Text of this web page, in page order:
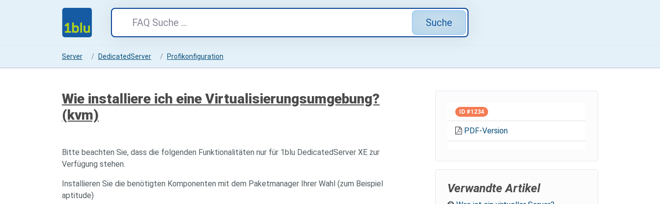
Suche
Server DedicatedServer Profikonfiguration
Wie installiere ich eine Virtualisierungsumgebung?
(kvm)
Bitte beachten Sie, dass die folgenden Funktionalitäten nur für 1blu DedicatedServer XE zur
Verfügung stehen.
Installieren Sie die benötigten Komponenten mit dem Paketmanager Ihrer Wahl (zum Beispiel
aptitude)
ID #1234
PDF-Version
Verwandte Artikel